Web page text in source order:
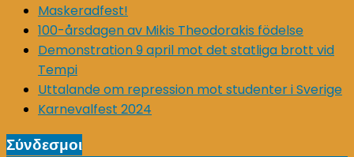
Maskeradfest!
100-årsdagen av Mikis Theodorakis födelse
Demonstration 9 april mot det statliga brott vid
Tempi
Uttalande om repression mot studenter i Sverige
Karnevalfest 2024
Σύνδεσμοι